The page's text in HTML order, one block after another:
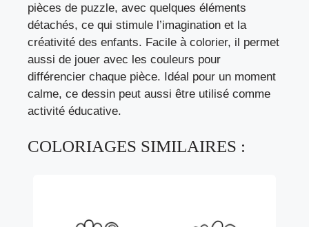
pièces de puzzle, avec quelques éléments
détachés, ce qui stimule l’imagination et la
créativité des enfants. Facile à colorier, il permet
aussi de jouer avec les couleurs pour
différencier chaque pièce. Idéal pour un moment
calme, ce dessin peut aussi être utilisé comme
activité éducative.
COLORIAGES SIMILAIRES :